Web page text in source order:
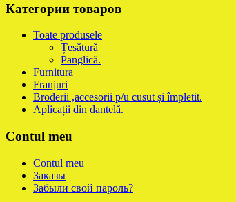
Категории товаров
Toate produsele
Țesătură
Panglică.
Furnitura
Franjuri
Broderii ,accesorii p/u cusut și împletit.
Aplicații din dantelă.
Contul meu
Contul meu
Заказы
Забыли свой пароль?